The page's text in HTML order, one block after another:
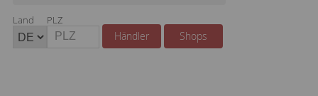
Land PLZ
Händler Shops